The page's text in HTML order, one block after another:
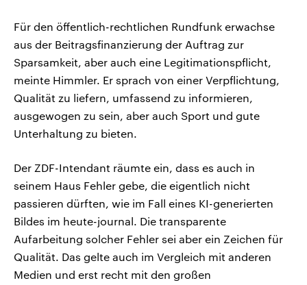
Für den öffentlich-rechtlichen Rundfunk erwachse
aus der Beitragsfinanzierung der Auftrag zur
Sparsamkeit, aber auch eine Legitimationspflicht,
meinte Himmler. Er sprach von einer Verpflichtung,
Qualität zu liefern, umfassend zu informieren,
ausgewogen zu sein, aber auch Sport und gute
Unterhaltung zu bieten.
Der ZDF-Intendant räumte ein, dass es auch in
seinem Haus Fehler gebe, die eigentlich nicht
passieren dürften, wie im Fall eines KI-generierten
Bildes im heute-journal. Die transparente
Aufarbeitung solcher Fehler sei aber ein Zeichen für
Qualität. Das gelte auch im Vergleich mit anderen
Medien und erst recht mit den großen